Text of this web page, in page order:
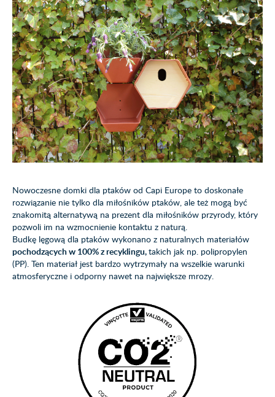
Nowoczesne domki dla ptaków od Capi Europe to doskonałe
rozwiązanie nie tylko dla miłośników ptaków, ale też mogą być
znakomitą alternatywą na prezent dla miłośników przyrody, który
pozwoli im na wzmocnienie kontaktu z naturą.
Budkę lęgową dla ptaków wykonano z naturalnych materiałów
pochodzących w 100% z recyklingu,takich jak np. polipropylen
(PP). Ten materiał jest bardzo wytrzymały na wszelkie warunki
atmosferyczne i odporny nawet na największe mrozy.